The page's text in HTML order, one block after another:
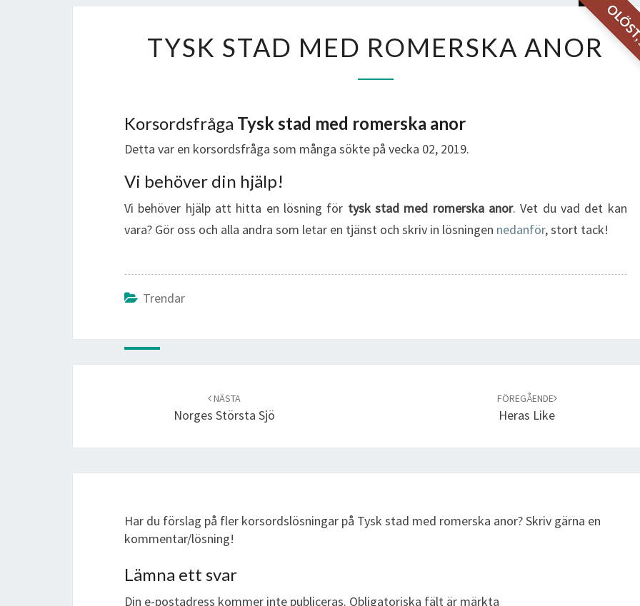
STAD
ROMERSKA
TYSK STAD MED ROMERSKA ANOR
Korsordsfråga Tysk stad med romerska anor
Detta var en korsordsfråga som många sökte på vecka 02, 2019.
Vi behöver din hjälp!
Vi behöver hjälp att hitta en lösning för tysk stad med romerska anor. Vet du vad det kan
vara? Gör oss och alla andra som letar en tjänst och skriv in lösningen nedanför, stort tack!
Trendar
NÄSTA
Norges Största Sjö
FÖREGÅENDE
Heras Like
Har du förslag på fler korsordslösningar på Tysk stad med romerska anor? Skriv gärna en
kommentar/lösning!
Lämna ett svar
Din e-postadress kommer inte publiceras. Obligatoriska fält är märkta